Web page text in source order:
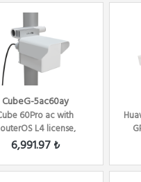
CubeG-5ac60ay
60Pro ac with
L4 license,
International version
6,991.97 ₺